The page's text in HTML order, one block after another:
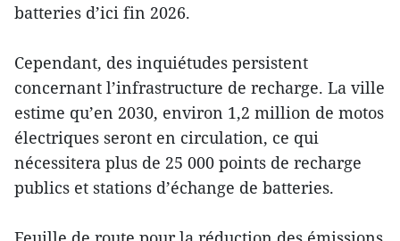
batteries d’ici fin 2026.
Cependant, des inquiétudes persistent
concernant l’infrastructure de recharge. La ville
estime qu’en 2030, environ 1,2 million de motos
électriques seront en circulation, ce qui
nécessitera plus de 25 000 points de recharge
publics et stations d’échange de batteries.